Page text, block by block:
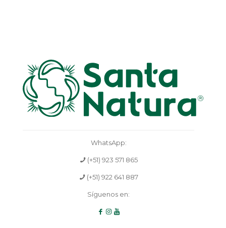
WhatsApp:
(+51) 923 571 865
(+51) 922 641 887
Síguenos en: